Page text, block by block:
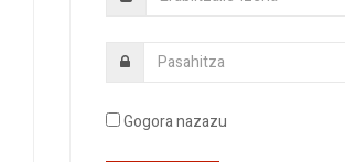
Gogora nazazu